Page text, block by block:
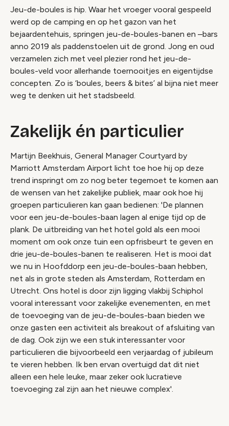
Jeu-de-boules is hip. Waar het vroeger vooral gespeeld
werd op de camping en op het gazon van het
bejaardentehuis, springen jeu-de-boules-banen en –bars
anno 2019 als paddenstoelen uit de grond. Jong en oud
verzamelen zich met veel plezier rond het jeu-de-
boules-veld voor allerhande toernooitjes en eigentijdse
concepten. Zo is ‘boules, beers & bites’ al bijna niet meer
weg te denken uit het stadsbeeld.
Zakelijk én particulier
Martijn Beekhuis, General Manager Courtyard by
Marriott Amsterdam Airport licht toe hoe hij op deze
trend inspringt om zo nog beter tegemoet te komen aan
de wensen van het zakelijke publiek, maar ook hoe hij
groepen particulieren kan gaan bedienen: 'De plannen
voor een jeu-de-boules-baan lagen al enige tijd op de
plank. De uitbreiding van het hotel gold als een mooi
moment om ook onze tuin een opfrisbeurt te geven en
drie jeu-de-boules-banen te realiseren. Het is mooi dat
we nu in Hoofddorp een jeu-de-boules-baan hebben,
net als in grote steden als Amsterdam, Rotterdam en
Utrecht. Ons hotel is door zijn ligging vlakbij Schiphol
vooral interessant voor zakelijke evenementen, en met
de toevoeging van de jeu-de-boules-baan bieden we
onze gasten een activiteit als breakout of afsluiting van
de dag. Ook zijn we een stuk interessanter voor
particulieren die bijvoorbeeld een verjaardag of jubileum
te vieren hebben. Ik ben ervan overtuigd dat dit niet
alleen een hele leuke, maar zeker ook lucratieve
toevoeging zal zijn aan het nieuwe complex'.